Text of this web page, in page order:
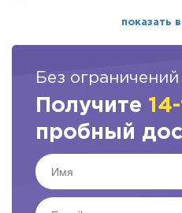
показать
Без ограничений
Получите
пробный